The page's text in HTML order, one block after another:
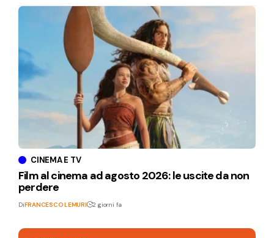
CINEMA E TV
Film al cinema ad agosto 2026: le uscite da non
perdere
DiFRANCESCO LEMURI 2 giorni fa